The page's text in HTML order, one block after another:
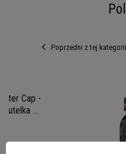
Wraps Gaspari
Systematyczne
Poprzedni z tej kategorii
Cap -
na